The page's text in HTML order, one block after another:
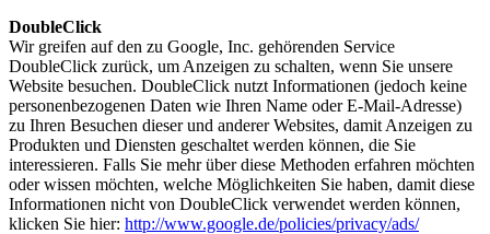
DoubleClick
Wir greifen auf den zu Google, Inc. gehörenden Service
DoubleClick zurück, um Anzeigen zu schalten, wenn Sie unsere
Website besuchen. DoubleClick nutzt Informationen (jedoch keine
personenbezogenen Daten wie Ihren Name oder E-Mail-Adresse)
zu Ihren Besuchen dieser und anderer Websites, damit Anzeigen zu
Produkten und Diensten geschaltet werden können, die Sie
interessieren. Falls Sie mehr über diese Methoden erfahren möchten
oder wissen möchten, welche Möglichkeiten Sie haben, damit diese
Informationen nicht von DoubleClick verwendet werden können,
klicken Sie hier: http://www.google.de/policies/privacy/ads/